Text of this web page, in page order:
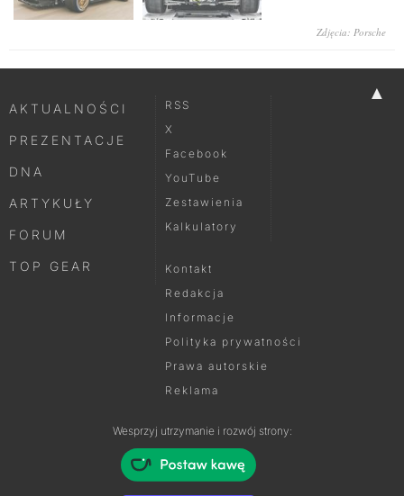
Zdjęcia: Porsche
▲
AKTUALNOŚCI
PREZENTACJE
DNA
ARTYKUŁY
FORUM
TOP GEAR
RSS
X
Facebook
YouTube
Zestawienia
Kalkulatory
Kontakt
Redakcja
Informacje
Polityka prywatności
Prawa autorskie
Reklama
Wesprzyj utrzymanie i rozwój strony: